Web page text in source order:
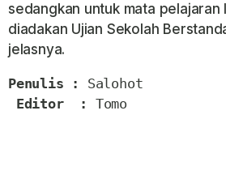
sedangkan untuk mata pelajaran
diadakan Ujian Sekolah
jelasnya.
Penulis :
Salohot
Editor  :
Tomo